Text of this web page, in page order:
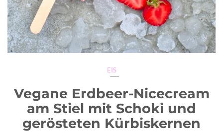
EIS
Vegane Erdbeer-Nicecream
am Stiel mit Schoki und
gerösteten Kürbiskernen